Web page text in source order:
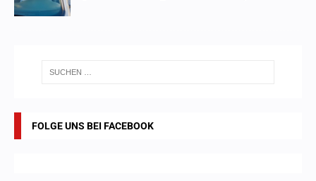
FOLGE UNS BEI FACEBOOK